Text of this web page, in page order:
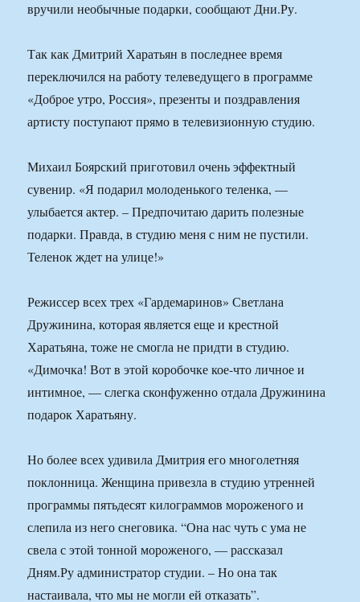
вручили необычные подарки, сообщают Дни.Ру.
Так как Дмитрий Харатьян в последнее время
переключился на работу телеведущего в программе
«Доброе утро, Россия», презенты и поздравления
артисту поступают прямо в телевизионную студию.
Михаил Боярский приготовил очень эффектный
сувенир. «Я подарил молоденького теленка, —
улыбается актер. – Предпочитаю дарить полезные
подарки. Правда, в студию меня с ним не пустили.
Теленок ждет на улице!»
Режиссер всех трех «Гардемаринов» Светлана
Дружинина, которая является еще и крестной
Харатьяна, тоже не смогла не придти в студию.
«Димочка! Вот в этой коробочке кое-что личное и
интимное, — слегка сконфуженно отдала Дружинина
подарок Харатьяну.
Но более всех удивила Дмитрия его многолетняя
поклонница. Женщина привезла в студию утренней
программы пятьдесят килограммов мороженого и
слепила из него снеговика. “Она нас чуть с ума не
свела с этой тонной мороженого, — рассказал
Дням.Ру администратор студии. – Но она так
настаивала, что мы не могли ей отказать”.